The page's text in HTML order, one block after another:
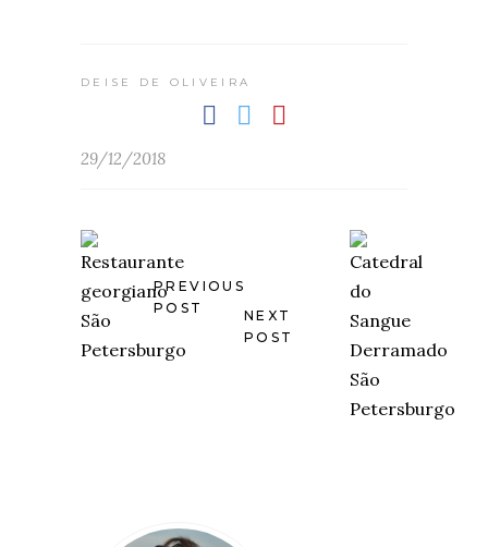
DEISE DE OLIVEIRA
29/12/2018
PREVIOUS
POST
NEXT
POST